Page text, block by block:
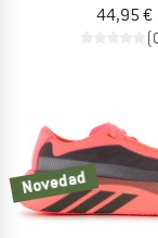
44,95 €
Novedad